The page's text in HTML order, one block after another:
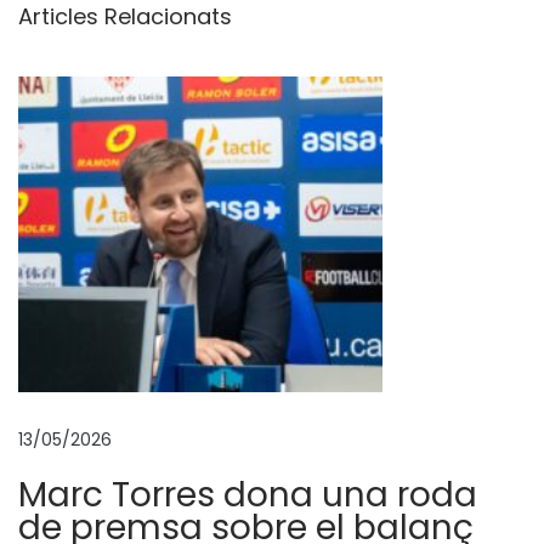
i
a
E
s
p
o
r
t
i
e
c
l
Articles Relacionats
13/05/2026
Marc Torres dona una roda
de premsa sobre el balanç